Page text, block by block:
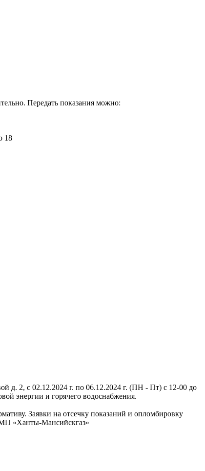
Передать показания можно:
18
д. 2, с 02.12.2024 г. по 06.12.2024 г. (ПН - Пт) с 12-00 до
энергии и горячего водоснабжения.
Заявки на отсечку показаний и опломбировку
«Ханты-Мансийскгаз»